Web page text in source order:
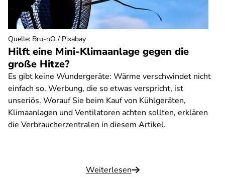
Hilft eine Mini-Klimaanlage gegen die
große Hitze?
Es gibt keine Wundergeräte: Wärme verschwindet nicht
einfach so. Werbung, die so etwas verspricht, ist
unseriös. Worauf Sie beim Kauf von Kühlgeräten,
Klimaanlagen und Ventilatoren achten sollten, erklären
die Verbraucherzentralen in diesem Artikel.
Weiterlesen
Quelle: Bru-nO / Pixabay